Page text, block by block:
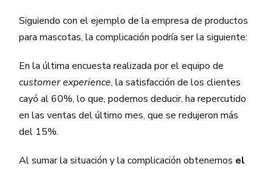
Siguiendo con el ejemplo de la empresa de productos
para mascotas, la complicación podría ser la siguiente:
En la última encuesta realizada por el equipo de
customer experience, la satisfacción de los clientes
cayó al 60%, lo que, podemos deducir, ha repercutido
en las ventas del último mes, que se redujeron más
del 15%.
Al sumar la situación y la complicación obtenemos el